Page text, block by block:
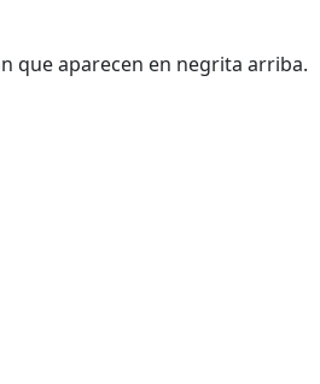
que aparecen en negrita arriba.